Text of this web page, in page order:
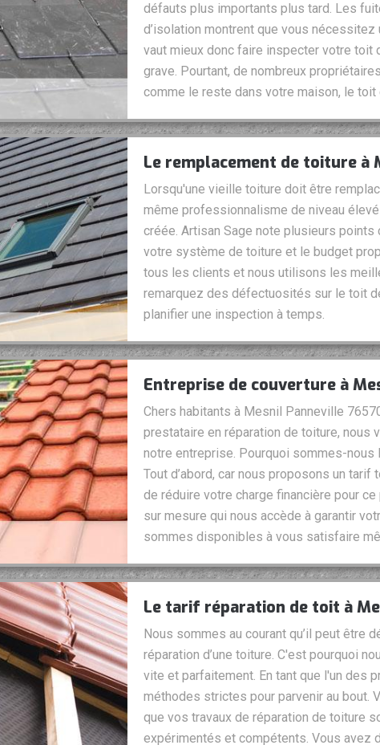
défauts plus importants plus tard. Les
d’isolation montrent que vous
vaut mieux donc faire inspecter votre
grave. Pourtant, de nombreux
comme le reste dans votre maison, le toit
Le remplacement de toiture à
Lorsqu'une vieille toiture doit être
même professionnalisme de niveau
créée. Artisan Sage note plusieurs
votre système de toiture et le budget
tous les clients et nous utilisons les
remarquez des défectuosités sur le toit
planifier une inspection à temps.
Entreprise de couverture à
Chers habitants à Mesnil Panneville
prestataire en réparation de toiture, nous
notre entreprise. Pourquoi sommes-
Tout d’abord, car nous proposons un
de réduire votre charge financière pour
sur mesure qui nous accède à garantir
sommes disponibles à vous satisfaire
Le tarif réparation de toit à
Nous sommes au courant qu’il peut être
réparation d’une toiture. C'est pourquoi
vite et parfaitement. En tant que l'un des
méthodes strictes pour parvenir au bout.
que vos travaux de réparation de toiture
expérimentés et compétents. Vous avez